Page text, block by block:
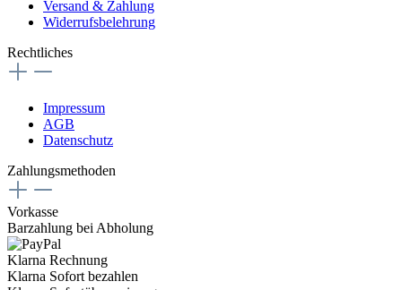
Versand & Zahlung
Widerrufsbelehrung
Rechtliches
Impressum
AGB
Datenschutz
Zahlungsmethoden
Vorkasse
Barzahlung bei Abholung
Klarna Rechnung
Klarna Sofort bezahlen